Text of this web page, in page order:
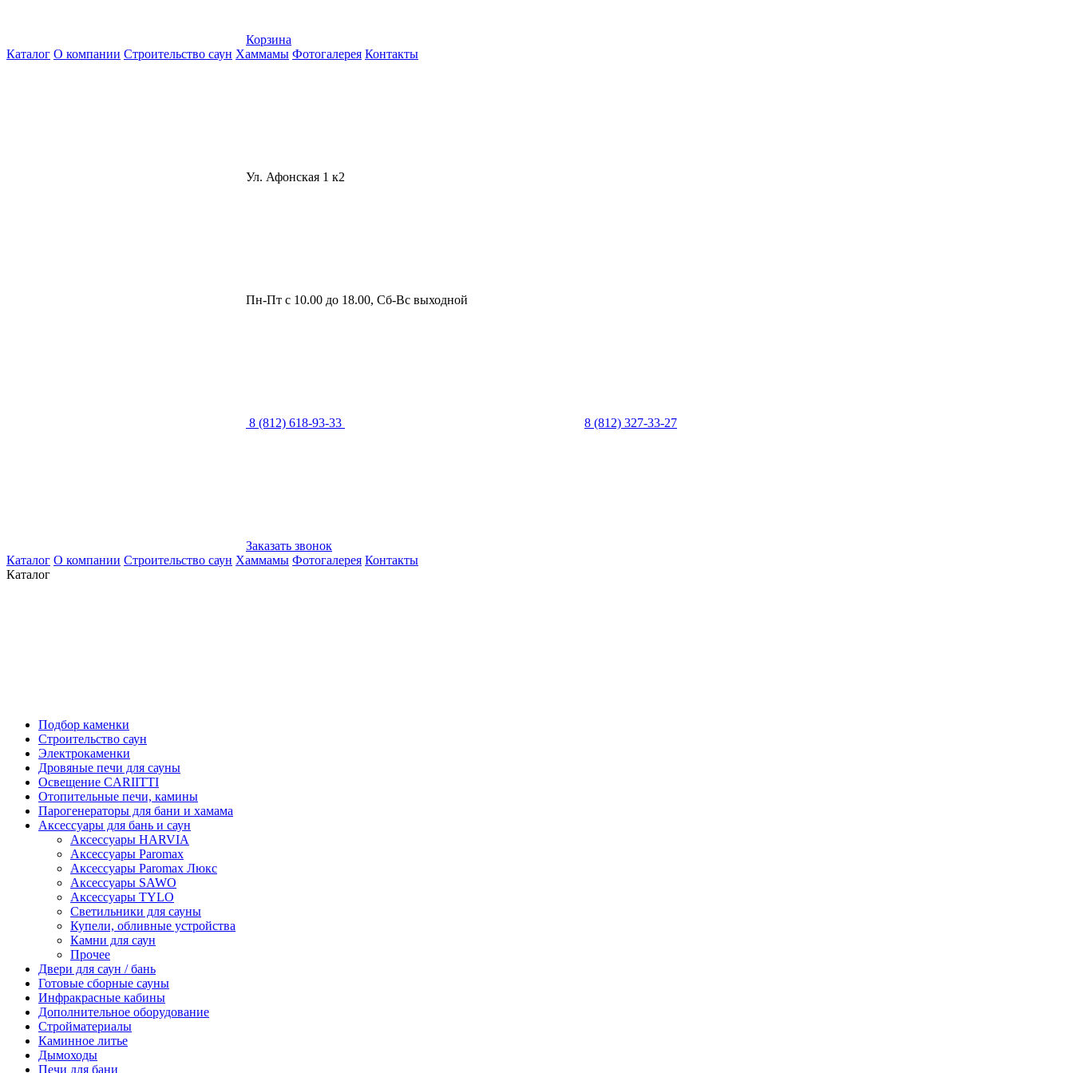
Корзина
Каталог О компании Строительство саун Хаммамы Фотогалерея Контакты
Ул. Афонская 1 к2
Пн-Пт с 10.00 до 18.00, Сб-Вс выходной
8 (812) 618-93-33 8 (812) 327-33-27
Заказать звонок
Каталог О компании Строительство саун Хаммамы Фотогалерея Контакты
Каталог
Подбор каменки
Строительство саун
Электрокаменки
Дровяные печи для сауны
Освещение CARIITTI
Отопительные печи, камины
Парогенераторы для бани и хамама
Аксессуары для бань и саун
Аксессуары HARVIA
Аксессуары Paromax
Аксессуары Paromax Люкс
Аксессуары SAWO
Аксессуары TYLO
Светильники для сауны
Купели, обливные устройства
Камни для саун
Прочее
Двери для саун / бань
Готовые сборные сауны
Инфракрасные кабины
Дополнительное оборудование
Стройматериалы
Каминное литье
Дымоходы
Печи для бани